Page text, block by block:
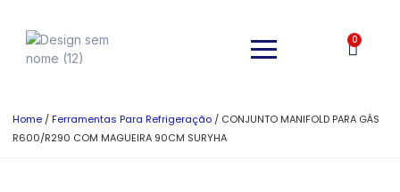
0
Home /Ferramentas Para Refrigeração / CONJUNTO MANIFOLD PARA GÁS
R600/R290 COM MAGUEIRA 90CM SURYHA